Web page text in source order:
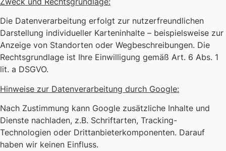
Die Datenverarbeitung erfolgt zur nutzerfreundlichen
Darstellung individueller Karteninhalte – beispielsweise zur
Anzeige von Standorten oder Wegbeschreibungen. Die
Rechtsgrundlage ist Ihre Einwilligung gemäß Art. 6 Abs. 1
lit. a DSGVO.
Hinweise zur Datenverarbeitung durch Google:
Nach Zustimmung kann Google zusätzliche Inhalte und
Dienste nachladen, z.B. Schriftarten, Tracking-
Technologien oder Drittanbieterkomponenten. Darauf
haben wir keinen Einfluss.